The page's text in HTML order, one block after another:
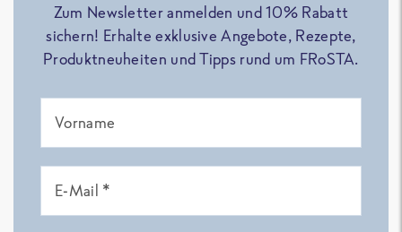
Zum Newsletter anmelden und 10% Rabatt
sichern! Erhalte exklusive Angebote, Rezepte,
Produktneuheiten und Tipps rund um FRoSTA.
Vorname
E-Mail *